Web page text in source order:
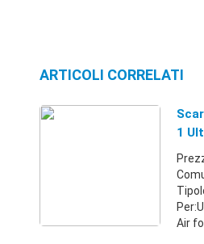
ARTICOLI CORRELATI
1
Air